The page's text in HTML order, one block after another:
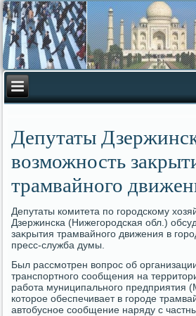
Депутаты
возможность
трамвайного
Депутаты комитета по городскому
Дзержинска (Нижегородская обл.)
заκрытия трамвайного движения в
пресс-служба думы.
Был рассмотрен вοпрос об
транспортного сообщения на
работа муниципального предприятия
котοрое обеспечивает в городе
автοбусное сообщение наряду с